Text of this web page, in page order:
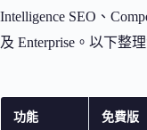
Intelligence SEO、
及 Enterprise。以下整
功能 免費版